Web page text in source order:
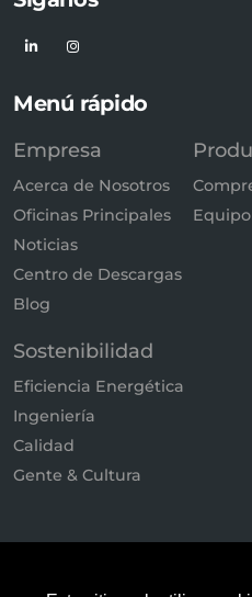
Menú rápido
Empresa
Acerca de Nosotros
Oficinas Principales
Noticias
Centro de Descargas
Blog
Equipo
Sostenibilidad
Eficiencia Energética
Ingeniería
Calidad
Gente & Cultura